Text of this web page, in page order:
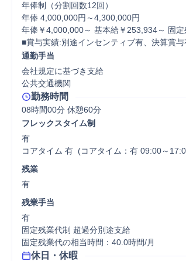
年俸制（分割回数12回）
年俸 4,000,000円～4,300,000円
年俸￥4,000,000～ 基本給￥253,934～ 固
■賞与実績:別途インセンティブ有、決算賞与
通勤手当
会社規定に基づき支給
公共交通機関
勤務時間
08時間00分 休憩60分
フレックスタイム制
有
コアタイム 有  (コアタイム：有 09:00～
残業
有
残業手当
有
固定残業代制 超過分別途支給
固定残業代の相当時間：40.0時間/月
休日・休暇